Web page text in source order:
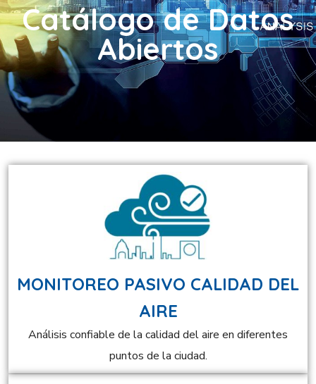
Catálogo de Datos
Abiertos
MONITOREO PASIVO CALIDAD DEL
AIRE
Análisis confiable de la calidad del aire en diferentes
puntos de la ciudad.